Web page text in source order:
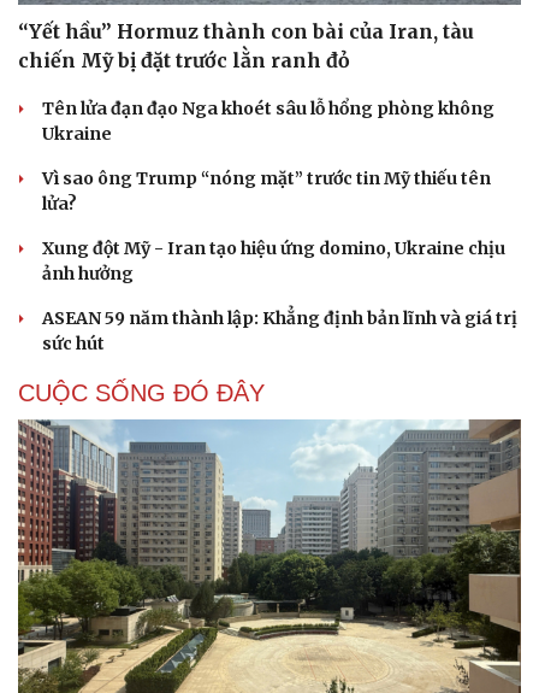
“Yết hầu” Hormuz thành con bài của Iran, tàu
chiến Mỹ bị đặt trước lằn ranh đỏ
Tên lửa đạn đạo Nga khoét sâu lỗ hổng phòng không
Ukraine
Vì sao ông Trump “nóng mặt” trước tin Mỹ thiếu tên
lửa?
Xung đột Mỹ - Iran tạo hiệu ứng domino, Ukraine chịu
ảnh hưởng
ASEAN 59 năm thành lập: Khẳng định bản lĩnh và giá trị
sức hút
CUỘC SỐNG ĐÓ ĐÂY